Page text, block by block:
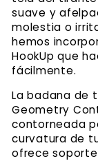
suave y
molestia o
hemos
HookUp que
fácilmente.
La badana de
Geometry
contorneada
curvatura de
ofrece soporte